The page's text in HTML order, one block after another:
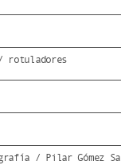
rotuladores
/ Pilar Gómez